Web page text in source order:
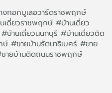
กอกบูเลอวาร์ดราชพฤกษ์
ดี่ยวราชพฤกษ์ #บ้านเดี่ยว
บ้านเดี่ยวนนทบุรี #บ้านเดี่ยวติด
#ขายบ้านรัตนาธิเบศร์ #ขาย
ายบ้านติดถนนราชพฤกษ์